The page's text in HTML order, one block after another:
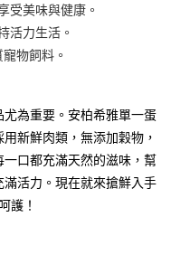
北富邦商業銀行
豐國際商業銀行
中商業銀行
豐商業銀行
國信託商業銀行
受美味與健康。
活力生活。
物飼料。
為重要。安柏希雅單一蛋
新鮮肉類，無添加穀物，
口都充滿天然的滋味，幫
活力。現在就來搶鮮入手
護！